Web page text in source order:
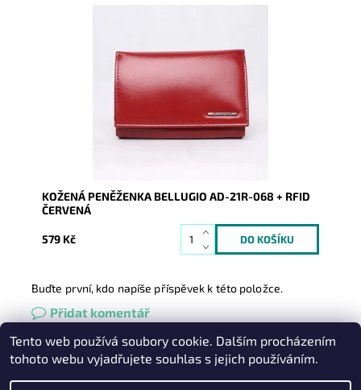
určena všem ženám, které hledají jistotu a zároveň
Skladem
8983
Bellugio
2 roky
KOŽENÁ PENĚŽENKA BELLUGIO AD-21R-068 + RFID
ČERVENÁ
579 Kč
Buďte první, kdo napíše příspěvek k této položce.
Přidat komentář
Heureka.cz | Zboží.cz Oázakabelek
Tento web používá soubory cookie. Dalším procházením
tohoto webu vyjadřujete souhlas s jejich používáním.